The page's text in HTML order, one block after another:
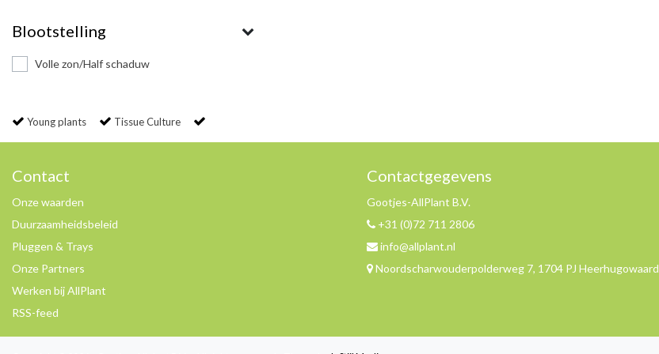
Blootstelling
Volle zon/Half schaduw
Young plants Tissue Culture
Contact
Onze waarden
Duurzaamheidsbeleid
Pluggen & Trays
Onze Partners
Werken bij AllPlant
RSS-feed
Contactgegevens
Gootjes-AllPlant B.V.
+31 (0)72 711 2806
info@allplant.nl
Noordscharwouderpolderweg 7, 1704 PJ Heerhugowaard